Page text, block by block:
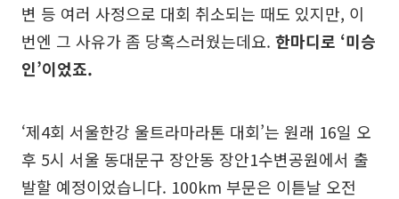
변 등 여러 사정으로 대회 취소되는 때도 있지만, 이
번엔 그 사유가 좀 당혹스러웠는데요. 한마디로 ‘미승
인’이었죠.
‘제4회 서울한강 울트라마라톤 대회’는 원래 16일 오
후 5시 서울 동대문구 장안동 장안1수변공원에서 출
발할 예정이었습니다. 100km 부문은 이튿날 오전